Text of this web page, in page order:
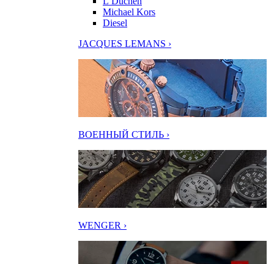
Michael Kors
Diesel
JACQUES LEMANS ›
ВОЕННЫЙ СТИЛЬ ›
WENGER ›